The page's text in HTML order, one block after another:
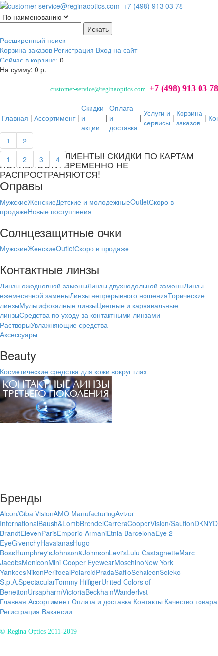
Расширенный поиск
Корзина заказов Регистрация Вход на сайт
Сейчас в корзине: 0
На сумму: 0 р.
customer-service@reginaoptics.com +7 (498) 913 03 78
Главная | Ассортимент |
Скидки
и
акции
|
Оплата
и
доставка
| Услуги и
сервисы | Корзина
заказов |
далее...
1 2
УВАЖАЕМЫЕ КЛИЕНТЫ! СКИДКИ ПО КАРТАМ
ЛОЯЛЬНОСТИ ВРЕМЕННО НЕ
РАСПРОСТРАНЯЮТСЯ!
1 2 3 4
Оправы
МужскиеЖенскиеДетские и молодежныеOutletСкоро в
продажеНовые поступления
Солнцезащитные очки
МужскиеЖенскиеOutletСкоро в продаже
Контактные линзы
Линзы ежедневной заменыЛинзы двухнедельной заменыЛинзы
ежемесячной заменыЛинзы непрерывного ношенияТорические
линзыМультифокалные линзыЦветные и карнавальные
линзыСредства по уходу за контактными линзами
РастворыУвлажняющие средства
Аксессуары
Beauty
Косметические средства для кожи вокруг глаз
Бренды
Alcon/Ciba VisionAMO ManufacturingAvizor
InternationalBaush&LombBrendelCarreraCooperVision/SauflonDKNY
BrandtElevenParisEmporio ArmaniEtnia BarcelonaEye 2
EyeGivenchyHavaianasHugo
BossHumphrey'sJohnson&JohnsonLevi'sLulu CastagnetteMarc
JacobsMeniconMini Cooper EyewearMoschinoNew York
YankeesNikonPerifocalPolaroidPradaSafiloSchalconSoleko
S.p.A.SpectacularTommy HilfigerUnited Colors of
BenettonUrsapharmVictoriaBeckhamWanderlvst
Главная Ассортимент Оплата и доставка Контакты Качество товара
Регистрация Вакансии
© Regina Optics 2011-2019